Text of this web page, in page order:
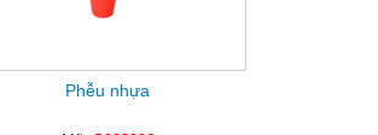
Phễu nhựa